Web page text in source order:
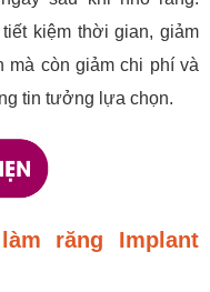
kiệm thời gian, giảm
mà còn giảm chi phí và
tin tưởng lựa chọn.
răng Implant